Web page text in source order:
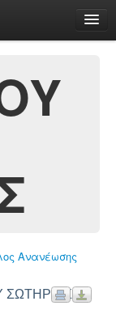
Ανανέωσης
ΣΩΤΗΡΙΟΣ